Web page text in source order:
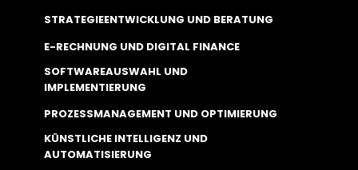
STRATEGIEENTWICKLUNG UND BERATUNG
E-RECHNUNG UND DIGITAL FINANCE
SOFTWAREAUSWAHL UND
IMPLEMENTIERUNG
PROZESSMANAGEMENT UND OPTIMIERUNG
KÜNSTLICHE INTELLIGENZ UND
AUTOMATISIERUNG